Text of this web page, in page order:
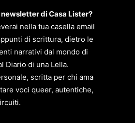
newsletter di Casa Lister?
nella tua casella email
di scrittura, dietro le
narrativi dal mondo di
Diario di una Lella.
scritta per chi ama
voci queer, autentiche,